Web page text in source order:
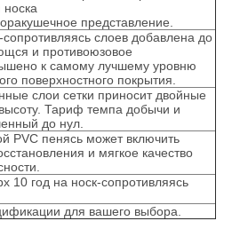
представление.
слоев добавлена до
и противоюзовое
к самому лучшему уровню
поверхностного покрытия.
слои сетки приносит двойные
Тариф темпа добычи и
до нул.
PVC пенясь может включить
и мягкое качество
10 год на носк-сопротивляясь
для вашего выбора.